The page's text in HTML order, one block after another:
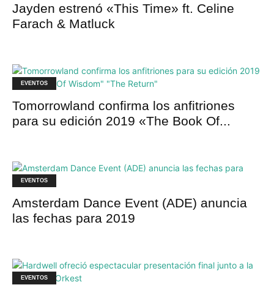
Jayden estrenó «This Time» ft. Celine
Farach & Matluck
EVENTOS
Tomorrowland confirma los anfitriones
para su edición 2019 «The Book Of...
EVENTOS
Amsterdam Dance Event (ADE) anuncia
las fechas para 2019
EVENTOS